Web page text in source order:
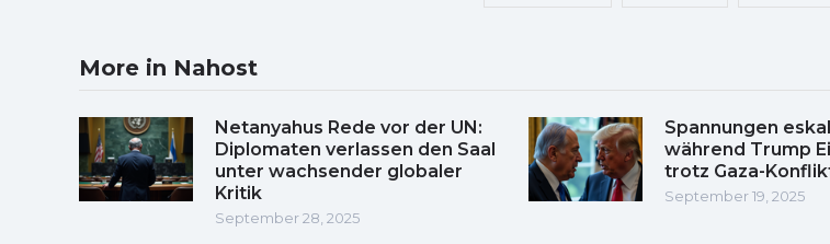
More in Nahost
Netanyahus Rede vor der UN:
Diplomaten verlassen den Saal
unter wachsender globaler
Kritik
September 28, 2025
Spannungen
während Trump
trotz Gaza-
September 19, 2025